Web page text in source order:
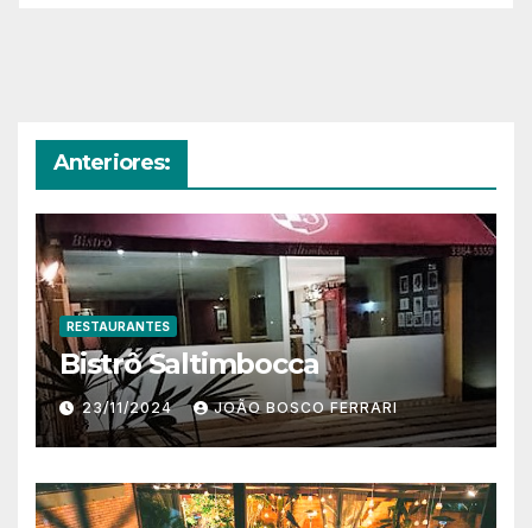
Anteriores:
RESTAURANTES
Bistrô Saltimbocca
23/11/2024 JOÃO BOSCO FERRARI